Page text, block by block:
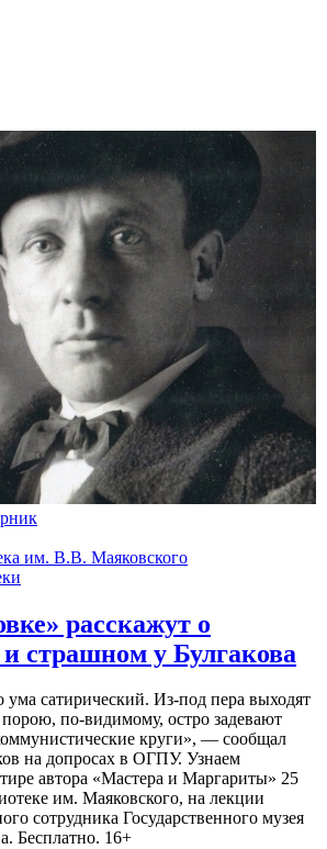
им. В.В. Маяковского
расскажут о
страшном у Булгакова
сатирический. Из-под пера выходят
по-видимому, остро задевают
круги», — сообщал
на допросах в ОГПУ. Узнаем
автора «Мастера и Маргариты» 25
им. Маяковского, на лекции
сотрудника Государственного музея
Бесплатно. 16+